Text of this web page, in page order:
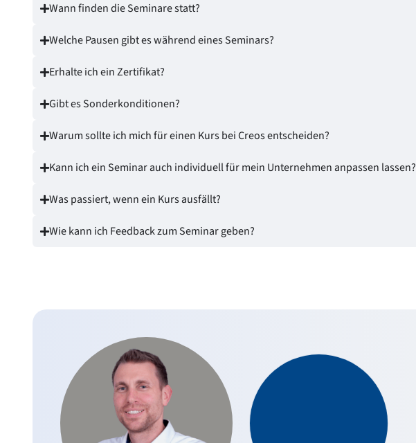
Wann finden die Seminare statt?
Welche Pausen gibt es während eines Seminars?
Erhalte ich ein Zertifikat?
Gibt es Sonderkonditionen?
Warum sollte ich mich für einen Kurs bei Creos entscheiden?
Kann ich ein Seminar auch individuell für mein Unternehmen anpassen lassen?
Was passiert, wenn ein Kurs ausfällt?
Wie kann ich Feedback zum Seminar geben?